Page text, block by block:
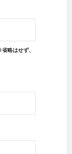
略はせず、